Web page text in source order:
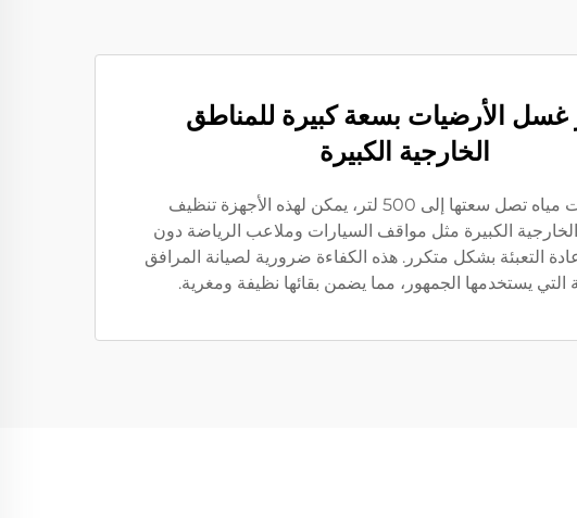
غسل الأرضيات بسعة كبيرة للمناطق
الخارجية الكبيرة
مع خزانات مياه تصل سعتها إلى 500 لتر، يمكن لهذه الأجهزة تنظيف
الكبيرة مثل مواقف السيارات وملاعب الرياضة دون
التعبئة بشكل متكرر. هذه الكفاءة ضرورية لصيانة المرافق
التي يستخدمها الجمهور، مما يضمن بقائها نظيفة ومغرية.